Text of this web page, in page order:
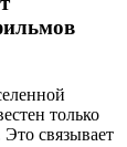
только
связывает